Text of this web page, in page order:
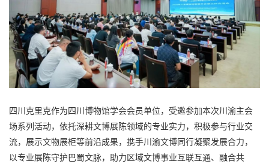
四川克里克作为四川博物馆学会会员单位，受邀参加本次川渝主会
场系列活动，依托深耕文博展陈领域的专业实力，积极参与行业交
流，展示文物展柜等前沿成果，携手川渝文博同行凝聚发展合力，
以专业展陈守护巴蜀文脉，助力区域文博事业互联互通、融合共